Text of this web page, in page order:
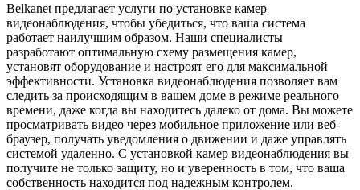
Belkanet предлагает услуги по установке камер
видеонаблюдения, чтобы убедиться, что ваша система
работает наилучшим образом. Наши специалисты
разработают оптимальную схему размещения камер,
установят оборудование и настроят его для максимальной
эффективности. Установка видеонаблюдения позволяет вам
следить за происходящим в вашем доме в режиме реального
времени, даже когда вы находитесь далеко от дома. Вы можете
просматривать видео через мобильное приложение или веб-
браузер, получать уведомления о движении и даже управлять
системой удаленно. С установкой камер видеонаблюдения вы
получите не только защиту, но и уверенность в том, что ваша
собственность находится под надежным контролем.